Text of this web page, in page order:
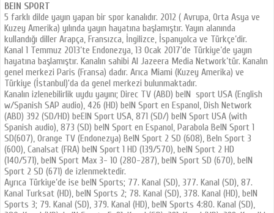
BEIN SPORT
5 farklı dilde yayın yapan bir spor kanalıdır. 2012 ( Avrupa, Orta Asya ve
Kuzey Amerika) yılında yayın hayatına başlamıştır. Yayın alanında
kullandığı diller Arapça, Fransızca, İngilizce, İspanyolca ve Türkçe’dir.
Kanal 1 Temmuz 2013’te Endonezya, 13 Ocak 2017’de Türkiye’de yayın
hayatına başlamıştır. Kanalın sahibi Al Jazeera Media Network’tür. Kanalın
genel merkezi Paris (Fransa) dadır. Arıca Miami (Kuzey Amerika) ve
Türkiye (İstanbul)‘da da genel merkezi bulunmaktadır.
Kanalın izlenebilirlik uydu yayını; Direc TV (ABD) beIN sport USA (English
w/Spanish SAP audio), 426 (HD) beIN Sport en Espanol, Dish Network
(ABD) 392 (SD/HD) beEIN Sport USA, 871 (SD/) beIN Sport USA (with
Spanish audio), 873 (SD) beIN Sport en Espanol, Parabola BeIN Sport 1
SD(607), Orange TV (Endonezya) BeIN Sport 2 SD (608), BeIn Sport 3
(600), Canalsat (FRA) beIN Sport 1 HD (139/570), beIN Sport 2 HD
(140/571), beIN Sport Max 3- 10 (280-287), beIN Sport SD (670), beIN
Sport 2 SD (671) de izlenmektedir.
Ayrıca Türkiye’de ise beIN Sports; 77. Kanal (SD), 377. Kanal (SD), 87.
Kanal Turksat (HD), beIN Sports 2; 78. Kanal (SD), 378. Kanal (HD), beIN
Sports 3; 79. Kanal (SD), 379. Kanal (HD), beIN Sports 4:80. Kanal (SD),